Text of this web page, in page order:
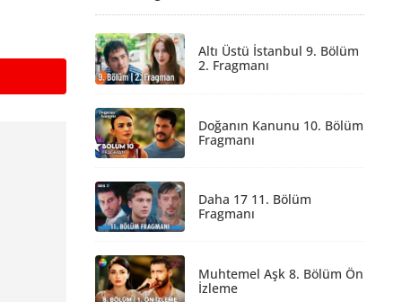
Altı Üstü İstanbul 9. Bölüm
2. Fragmanı
Doğanın Kanunu 10. Bölüm
Fragmanı
Daha 17 11. Bölüm
Fragmanı
Muhtemel Aşk 8. Bölüm Ön
İzleme